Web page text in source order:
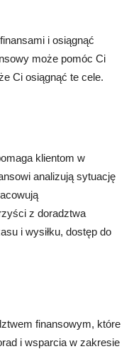
i osiągnąć
może pomóc Ci
Ci osiągnąć te cele.
klientom w
analizują sytuację
z doradztwa
i wysiłku, dostęp do
finansowym, które
i wsparcia w zakresie